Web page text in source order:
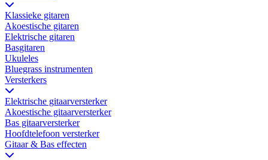
Klassieke gitaren
Akoestische gitaren
Elektrische gitaren
Basgitaren
Ukuleles
Bluegrass instrumenten
Versterkers
Elektrische gitaarversterker
Akoestische gitaarversterker
Bas gitaarversterker
Hoofdtelefoon versterker
Gitaar & Bas effecten